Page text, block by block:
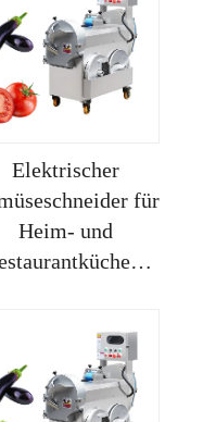
Gemüsehacker
Elektrischer
für
Heim- und